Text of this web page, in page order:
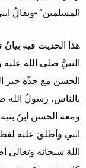
المسلمين” -ويقالُ
هذا الحديث فيه
النبيَّ صلى الله
الحسن مع جدِّه خير
بالناس، رسولُ الله
ومعه الحسن ابنُ
ابني وأطلقَ عليه
اللهَ سبحانه وتعالى